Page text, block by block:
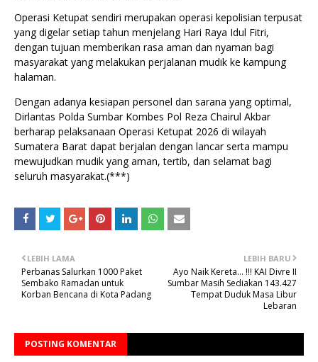
Operasi Ketupat sendiri merupakan operasi kepolisian terpusat
yang digelar setiap tahun menjelang Hari Raya Idul Fitri,
dengan tujuan memberikan rasa aman dan nyaman bagi
masyarakat yang melakukan perjalanan mudik ke kampung
halaman.
Dengan adanya kesiapan personel dan sarana yang optimal,
Dirlantas Polda Sumbar Kombes Pol Reza Chairul Akbar
berharap pelaksanaan Operasi Ketupat 2026 di wilayah
Sumatera Barat dapat berjalan dengan lancar serta mampu
mewujudkan mudik yang aman, tertib, dan selamat bagi
seluruh masyarakat.(***)
LEBIH BARU
Ayo Naik Kereta… !!! KAI Divre II
Sumbar Masih Sediakan 143.427
Tempat Duduk Masa Libur
Lebaran
LEBIH LAMA
Perbanas Salurkan 1000 Paket
Sembako Ramadan untuk
Korban Bencana di Kota Padang
POSTING KOMENTAR